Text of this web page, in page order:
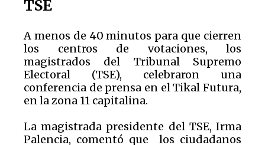
TSE
A menos de 40 minutos para que cierren
los centros de votaciones, los
magistrados del Tribunal Supremo
Electoral (TSE), celebraron una
conferencia de prensa en el Tikal Futura,
en la zona 11 capitalina.
La magistrada presidente del TSE, Irma
Palencia, comentó que los ciudadanos